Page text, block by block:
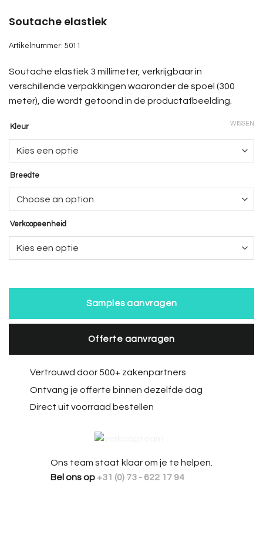
Soutache elastiek
Artikelnummer: 5011
Soutache elastiek 3 millimeter, verkrijgbaar in
verschillende verpakkingen waaronder de spoel (300
meter), die wordt getoond in de productafbeelding.
Kleur
Breedte
Verkoopeenheid
WISSEN
Samples aanvragen
Offerte aanvragen
Vertrouwd door 500+ zakenpartners
Ontvang je offerte binnen dezelfde dag
Direct uit voorraad bestellen
Ons team staat klaar om je te helpen.
Bel ons op +31 (0) 73 - 622 17 94